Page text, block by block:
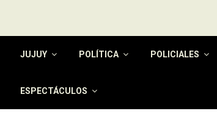
JUJUY POLÍTICA POLICIALES
ESPECTÁCULOS